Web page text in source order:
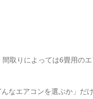
取りによっては6畳用の
なエアコンを選ぶか」だ